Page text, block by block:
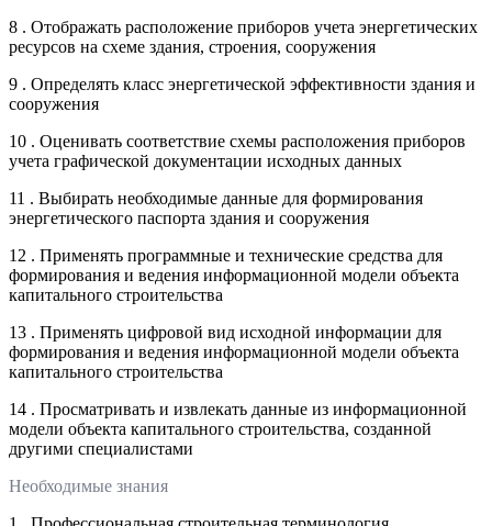
8 . Отображать расположение приборов учета энергетических
ресурсов на схеме здания, строения, сооружения
9 . Определять класс энергетической эффективности здания и
сооружения
10 . Оценивать соответствие схемы расположения приборов
учета графической документации исходных данных
11 . Выбирать необходимые данные для формирования
энергетического паспорта здания и сооружения
12 . Применять программные и технические средства для
формирования и ведения информационной модели объекта
капитального строительства
13 . Применять цифровой вид исходной информации для
формирования и ведения информационной модели объекта
капитального строительства
14 . Просматривать и извлекать данные из информационной
модели объекта капитального строительства, созданной
другими специалистами
Необходимые знания